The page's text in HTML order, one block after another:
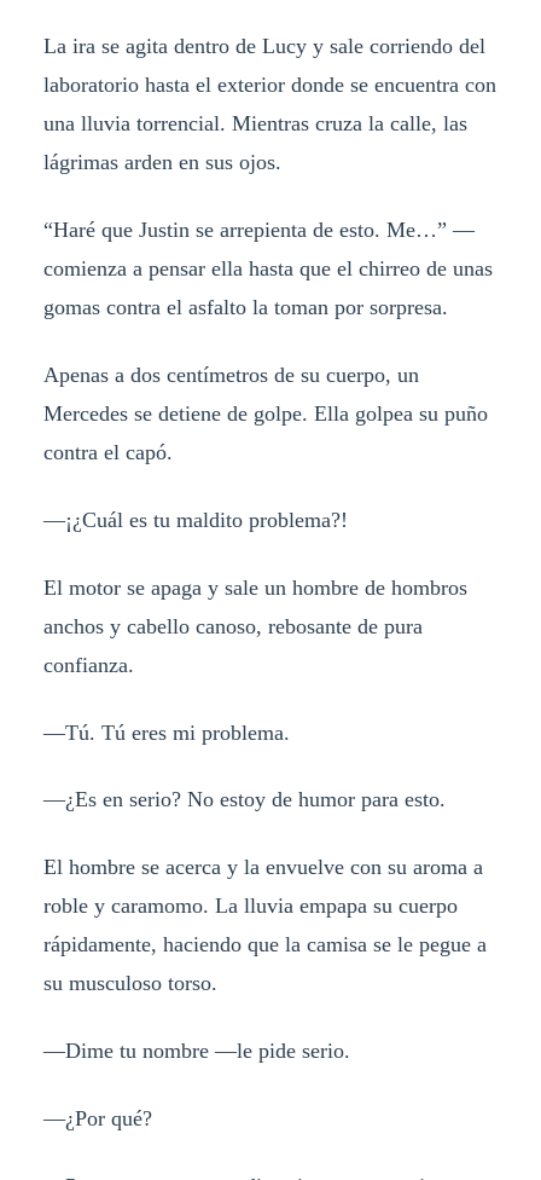
La ira se agita dentro de Lucy y sale corriendo del
laboratorio hasta el exterior donde se encuentra con
una lluvia torrencial. Mientras cruza la calle, las
lágrimas arden en sus ojos.
“Haré que Justin se arrepienta de esto. Me…” —
comienza a pensar ella hasta que el chirreo de unas
gomas contra el asfalto la toman por sorpresa.
Apenas a dos centímetros de su cuerpo, un
Mercedes se detiene de golpe. Ella golpea su puño
contra el capó.
—¡¿Cuál es tu maldito problema?!
El motor se apaga y sale un hombre de hombros
anchos y cabello canoso, rebosante de pura
confianza.
—Tú. Tú eres mi problema.
—¿Es en serio? No estoy de humor para esto.
El hombre se acerca y la envuelve con su aroma a
roble y caramomo. La lluvia empapa su cuerpo
rápidamente, haciendo que la camisa se le pegue a
su musculoso torso.
—Dime tu nombre —le pide serio.
—¿Por qué?